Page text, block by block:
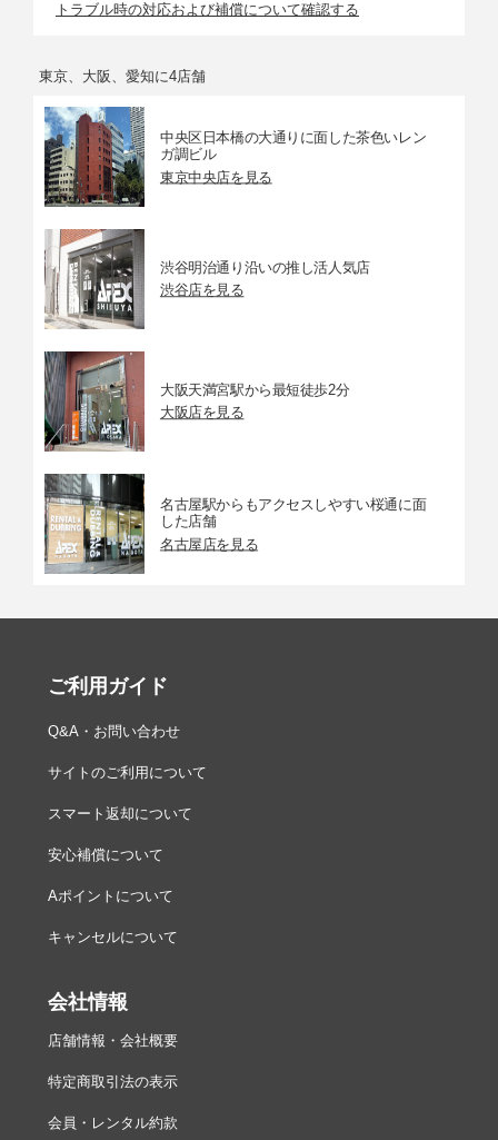
トラブル時の対応および補償について確認する
東京、大阪、愛知に4店舗
中央区日本橋の大通りに面した茶色いレン
ガ調ビル
東京中央店を見る
渋谷明治通り沿いの推し活人気店
渋谷店を見る
大阪天満宮駅から最短徒歩2分
大阪店を見る
名古屋駅からもアクセスしやすい桜通に面
した店舗
名古屋店を見る
ご利用ガイド
Q&A・お問い合わせ
サイトのご利用について
スマート返却について
安心補償について
Aポイントについて
キャンセルについて
会社情報
店舗情報・会社概要
特定商取引法の表示
会員・レンタル約款